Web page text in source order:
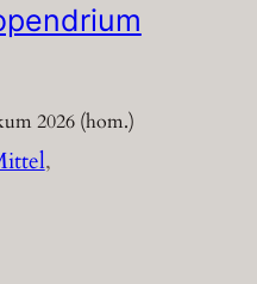
2026 (hom.)